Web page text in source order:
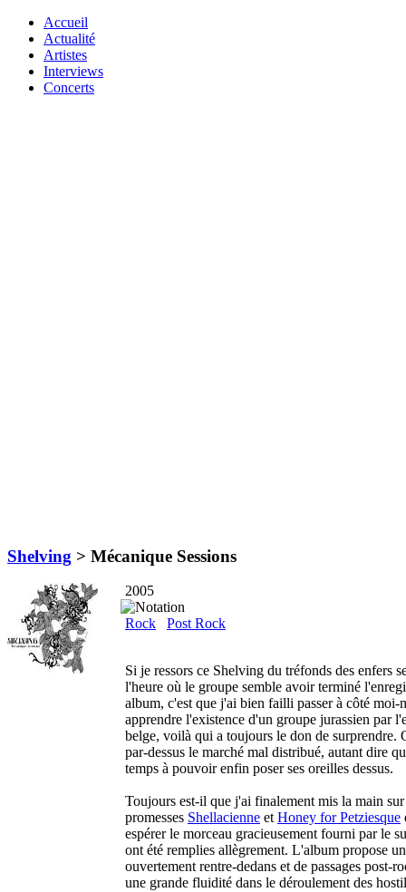
Accueil
Actualité
Artistes
Interviews
Concerts
Shelving > Mécanique Sessions
2005
Rock Post Rock
Si je ressors ce Shelving du tréfonds des enfers
l'heure où le groupe semble avoir terminé
album, c'est que j'ai bien failli passer à côté moi-
apprendre l'existence d'un groupe jurassien par
belge, voilà qui a toujours le don de surprendre.
par-dessus le marché mal distribué, autant dire
temps à pouvoir enfin poser ses oreilles dessus.
Toujours est-il que j'ai finalement mis la main
promesses Shellacienne etHoney for Petziesque
espérer le morceau gracieusement fourni par le
ont été remplies allègrement. L'album propose
ouvertement rentre-dedans et de passages post-
une grande fluidité dans le déroulement des